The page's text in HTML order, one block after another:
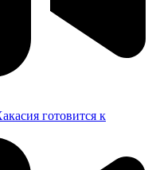
готовится к